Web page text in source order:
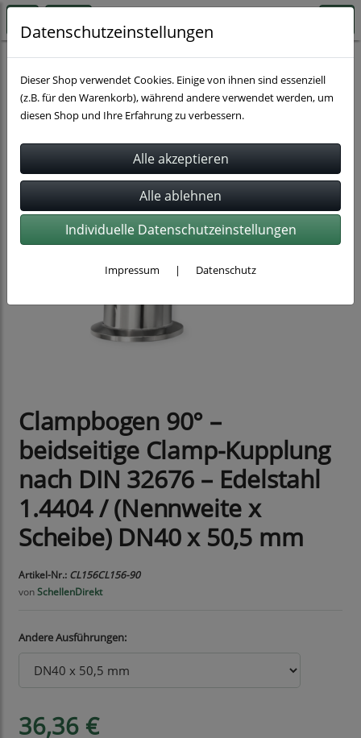
Schnellkupplungen Clampkupplungen
Clampbogen 90° –
beidseitige Clamp-Kupplung
nach DIN 32676 – Edelstahl
1.4404 / (Nennweite x
Scheibe) DN40 x 50,5 mm
Artikel-Nr.: CL156CL156-90
vonSchellenDirekt
Andere Ausführungen:
36,36 €
Datenschutzeinstellungen
Dieser Shop verwendet Cookies. Einige von ihnen sind essenziell
(z.B. für den Warenkorb), während andere verwendet werden, um
diesen Shop und Ihre Erfahrung zu verbessern.
Individuelle Datenschutzeinstellungen
Impressum | Datenschutz